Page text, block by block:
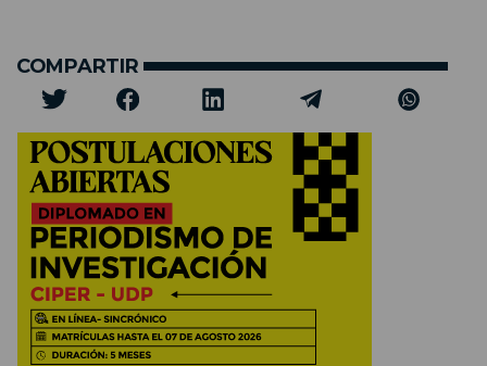
COMPARTIR